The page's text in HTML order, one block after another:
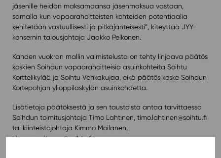
jäsenille heidän maksamaansa jäsenmaksua vastaan,
samalla kun vapaarahoitteisten kohteiden potentiaalia
kehitetään vastuullisesti ja pitkäjänteisesti”, kiteyttää JYY-
konsernin talousjohtaja Jaakko Pelkonen.
Kahden vuokran mallin valmistelusta on tehty linjaava päätös
koskien Soihdun vapaarahoitteisia asuinkohteita Soihtu
Korttelikylää ja Soihtu Vehkakujaa, eikä päätös koske Soihdun
Kortepohjan ylioppilaskylän asuinkohdetta.
Lisätietoja päätöksestä ja sen taustoista antaa tarvittaessa
Soihdun toimitusjohtaja Timo Lahtinen, timo.lahtinen@soihtu.fi
tai kiinteistöjohtaja Kimmo Moilanen,
kimmo.moilanen@soihtu.fi